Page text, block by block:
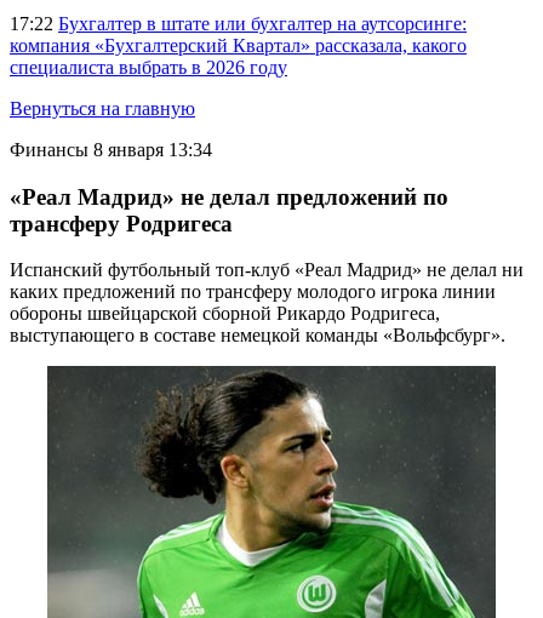
17:22 Бухгалтер в штате или бухгалтер на аутсорсинге:
компания «Бухгалтерский Квартал» рассказала, какого
специалиста выбрать в 2026 году
Вернуться на главную
Финансы 8 января 13:34
«Реал Мадрид» не делал предложений по
трансферу Родригеса
Испанский футбольный топ-клуб «Реал Мадрид» не делал ни
каких предложений по трансферу молодого игрока линии
обороны швейцарской сборной Рикардо Родригеса,
выступающего в составе немецкой команды «Вольфсбург».